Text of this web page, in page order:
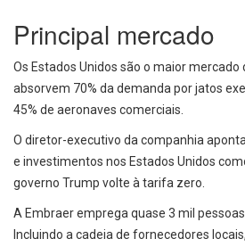
Principal mercado
Os Estados Unidos são o maior mercado
absorvem 70% da demanda por jatos
45% de aeronaves comerciais.
O diretor-executivo da companhia
e investimentos nos Estados Unidos
governo Trump volte à tarifa zero.
A Embraer emprega quase 3 mil
Incluindo a cadeia de fornecedores